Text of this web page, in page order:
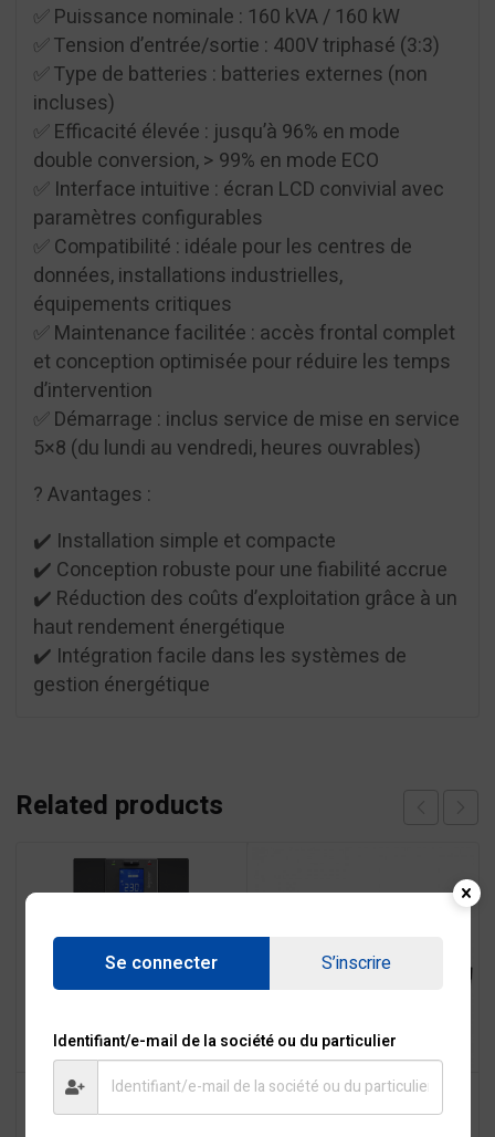
✅ Puissance nominale : 160 kVA / 160 kW
✅ Tension d’entrée/sortie : 400V triphasé (3:3)
✅ Type de batteries : batteries externes (non
incluses)
✅ Efficacité élevée : jusqu’à 96% en mode
double conversion, > 99% en mode ECO
✅ Interface intuitive : écran LCD convivial avec
paramètres configurables
✅ Compatibilité : idéale pour les centres de
données, installations industrielles,
équipements critiques
✅ Maintenance facilitée : accès frontal complet
et conception optimisée pour réduire les temps
d’intervention
✅ Démarrage : inclus service de mise en service
5×8 (du lundi au vendredi, heures ouvrables)
? Avantages :
✔️ Installation simple et compacte
✔️ Conception robuste pour une fiabilité accrue
✔️ Réduction des coûts d’exploitation grâce à un
haut rendement énergétique
✔️ Intégration facile dans les systèmes de
gestion énergétique
Related products
Onduleur 3000VA APC
Easy UPS OnLine SRV
Onduleur AVR 1500VA –
EA615
Se connecter S’inscrire
Identifiant/e-mail de la société ou du particulier